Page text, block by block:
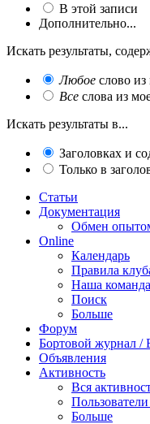
В этой записи
Дополнительно...
Искать результаты,
Любое слово из
Все слова из
Искать результаты в...
Заголовках и
Только в
Статьи
Документация
Обмен
Online
Календарь
Правила
Наша команда
Поиск
Больше
Форум
Бортовой журнал /
Объявления
Активность
Вся
Пользователи
Больше